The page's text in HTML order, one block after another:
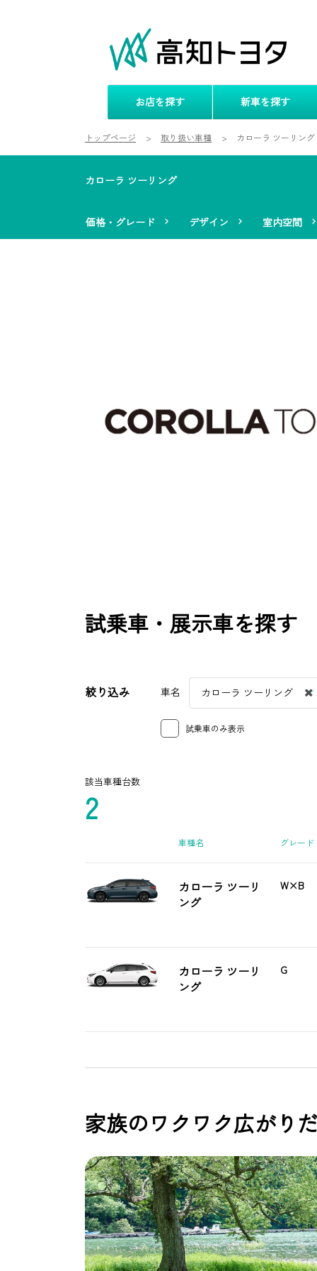
お店を探す 新車を探す
トップページ 取り扱い車種 カローラ ツーリング
カローラ ツーリング
価格・グレード デザイン 室内空間
試乗車・展示車を探す
絞り込み 車名 カローラ ツーリング
試乗車のみ表示
該当車種台数
2
車種名 グレード
カローラ ツーリ
ング
W×B
カローラ ツーリ
ング
G
家族のワクワク広がり